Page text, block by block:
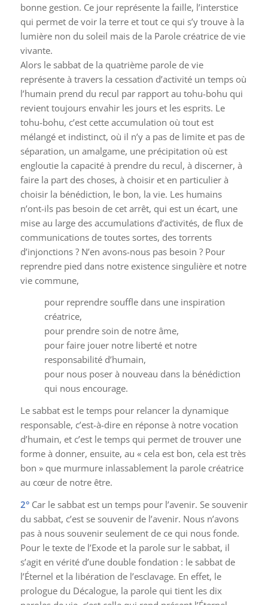
bonne gestion. Ce jour représente la faille, l’interstice
qui permet de voir la terre et tout ce qui s’y trouve à la
lumière non du soleil mais de la Parole créatrice de vie
vivante.
Alors le sabbat de la quatrième parole de vie
représente à travers la cessation d’activité un temps où
l’humain prend du recul par rapport au tohu-bohu qui
revient toujours envahir les jours et les esprits. Le
tohu-bohu, c’est cette accumulation où tout est
mélangé et indistinct, où il n’y a pas de limite et pas de
séparation, un amalgame, une précipitation où est
engloutie la capacité à prendre du recul, à discerner, à
faire la part des choses, à choisir et en particulier à
choisir la bénédiction, le bon, la vie. Les humains
n’ont-ils pas besoin de cet arrêt, qui est un écart, une
mise au large des accumulations d’activités, de flux de
communications de toutes sortes, des torrents
d’injonctions ? N’en avons-nous pas besoin ? Pour
reprendre pied dans notre existence singulière et notre
vie commune,
pour reprendre souffle dans une inspiration
créatrice,
pour prendre soin de notre âme,
pour faire jouer notre liberté et notre
responsabilité d’humain,
pour nous poser à nouveau dans la bénédiction
qui nous encourage.
Le sabbat est le temps pour relancer la dynamique
responsable, c’est-à-dire en réponse à notre vocation
d’humain, et c’est le temps qui permet de trouver une
forme à donner, ensuite, au « cela est bon, cela est très
bon » que murmure inlassablement la parole créatrice
au cœur de notre être.
2°Car le sabbat est un temps pour l’avenir. Se souvenir
du sabbat, c’est se souvenir de l’avenir. Nous n’avons
pas à nous souvenir seulement de ce qui nous fonde.
Pour le texte de l’Exode et la parole sur le sabbat, il
s’agit en vérité d’une double fondation : le sabbat de
l’Éternel et la libération de l’esclavage. En effet, le
prologue du Décalogue, la parole qui tient les dix